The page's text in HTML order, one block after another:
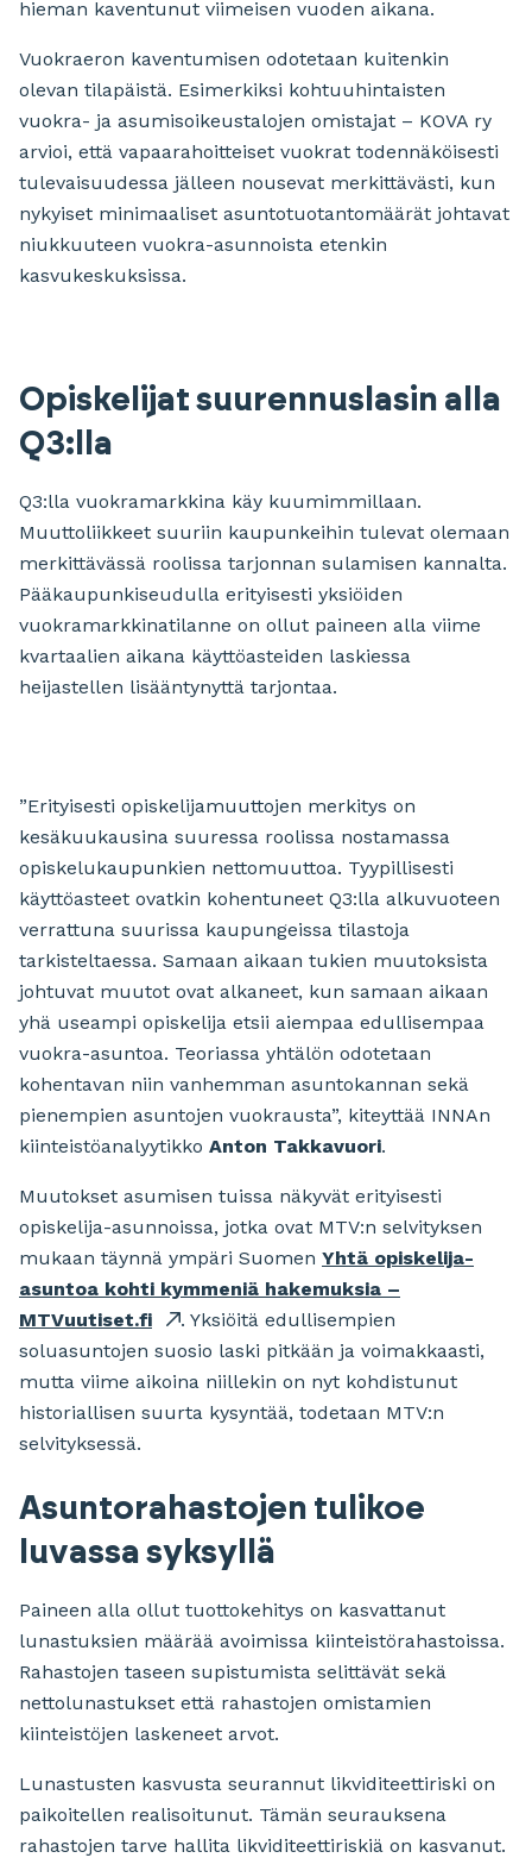
hieman kaventunut viimeisen vuoden aikana.
Vuokraeron kaventumisen odotetaan kuitenkin
olevan tilapäistä. Esimerkiksi kohtuuhintaisten
vuokra- ja asumisoikeustalojen omistajat – KOVA ry
arvioi, että vapaarahoitteiset vuokrat todennäköisesti
tulevaisuudessa jälleen nousevat merkittävästi, kun
nykyiset minimaaliset asuntotuotantomäärät johtavat
niukkuuteen vuokra-asunnoista etenkin
kasvukeskuksissa.
Opiskelijat suurennuslasin alla
Q3:lla
Q3:lla vuokramarkkina käy kuumimmillaan.
Muuttoliikkeet suuriin kaupunkeihin tulevat olemaan
merkittävässä roolissa tarjonnan sulamisen kannalta.
Pääkaupunkiseudulla erityisesti yksiöiden
vuokramarkkinatilanne on ollut paineen alla viime
kvartaalien aikana käyttöasteiden laskiessa
heijastellen lisääntynyttä tarjontaa.
”Erityisesti opiskelijamuuttojen merkitys on
kesäkuukausina suuressa roolissa nostamassa
opiskelukaupunkien nettomuuttoa. Tyypillisesti
käyttöasteet ovatkin kohentuneet Q3:lla alkuvuoteen
verrattuna suurissa kaupungeissa tilastoja
tarkisteltaessa. Samaan aikaan tukien muutoksista
johtuvat muutot ovat alkaneet, kun samaan aikaan
yhä useampi opiskelija etsii aiempaa edullisempaa
vuokra-asuntoa. Teoriassa yhtälön odotetaan
kohentavan niin vanhemman asuntokannan sekä
pienempien asuntojen vuokrausta”, kiteyttää INNAn
kiinteistöanalyytikko Anton Takkavuori.
Muutokset asumisen tuissa näkyvät erityisesti
opiskelija-asunnoissa, jotka ovat MTV:n selvityksen
mukaan täynnä ympäri Suomen Yhtä opiskelija-
asuntoa kohti kymmeniä hakemuksia –
MTVuutiset.fi
. Yksiöitä edullisempien
soluasuntojen suosio laski pitkään ja voimakkaasti,
mutta viime aikoina niillekin on nyt kohdistunut
historiallisen suurta kysyntää, todetaan MTV:n
selvityksessä.
Asuntorahastojen tulikoe
luvassa syksyllä
Paineen alla ollut tuottokehitys on kasvattanut
lunastuksien määrää avoimissa kiinteistörahastoissa.
Rahastojen taseen supistumista selittävät sekä
nettolunastukset että rahastojen omistamien
kiinteistöjen laskeneet arvot.
Lunastusten kasvusta seurannut likviditeettiriski on
paikoitellen realisoitunut. Tämän seurauksena
rahastojen tarve hallita likviditeettiriskiä on kasvanut.